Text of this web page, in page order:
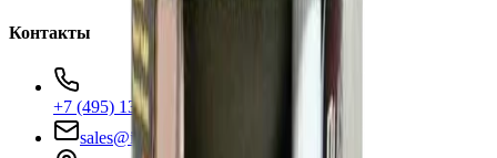
Контакты
+7 (495) 135-35-99
sales@insafe.ru